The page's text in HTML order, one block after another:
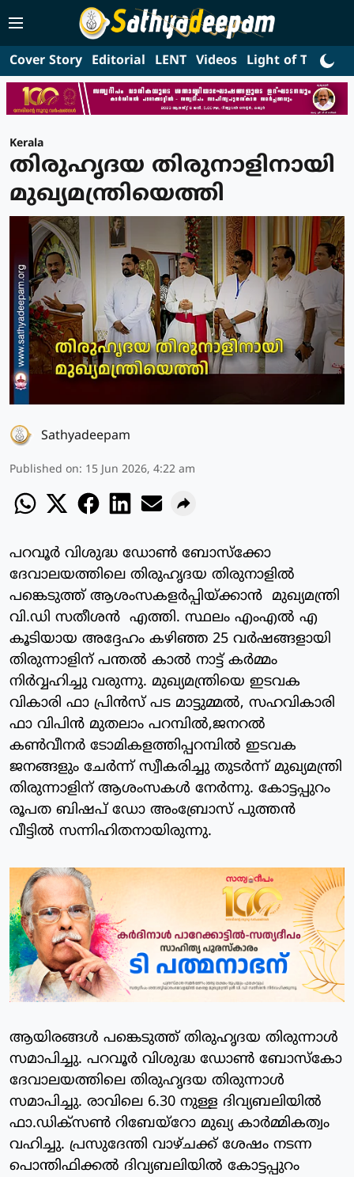
Cover Story Editorial LENT Videos Light of Truth
Kerala
തിരുഹൃദയ തിരുനാളിനായി
മുഖ്യമന്ത്രിയെത്തി
Sathyadeepam
Published on: 15 Jun 2026, 4:22 am
പറവൂർ വിശുദ്ധ ഡോൺ ബോസ്ക്കോ
ദേവാലയത്തിലെ തിരുഹൃദയ തിരുനാളിൽ
പങ്കെടുത്ത് ആശംസകളർപ്പിയ്ക്കാൻ മുഖ്യമന്ത്രി
വി.ഡി സതീശൻ എത്തി. സ്ഥലം എംഎൽ എ
കൂടിയായ അദ്ദേഹം കഴിഞ്ഞ 25 വർഷങ്ങളായി
തിരുന്നാളിന് പന്തൽ കാൽ നാട്ട് കർമ്മം
നിർവ്വഹിച്ചു വരുന്നു. മുഖ്യമന്ത്രിയെ ഇടവക
വികാരി ഫാ പ്രിൻസ് പട മാട്ടുമ്മൽ, സഹവികാരി
ഫാ വിപിൻ മുതലാം പറമ്പിൽ,ജനറൽ
കൺവീനർ ടോമികളത്തിപ്പറമ്പിൽ ഇടവക
ജനങ്ങളും ചേർന്ന് സ്വീകരിച്ചു തുടർന്ന് മുഖ്യമന്ത്രി
തിരുന്നാളിന് ആശംസകൾ നേർന്നു. കോട്ടപ്പുറം
രൂപത ബിഷപ് ഡോ അംബ്രോസ് പുത്തൻ
വീട്ടിൽ സന്നിഹിതനായിരുന്നു.
ആയിരങ്ങൾ പങ്കെടുത്ത് തിരുഹൃദയ തിരുന്നാൾ
സമാപിച്ചു. പറവൂർ വിശുദ്ധ ഡോൺ ബോസ്കോ
ദേവാലയത്തിലെ തിരുഹൃദയ തിരുന്നാൾ
സമാപിച്ചു. രാവിലെ 6.30 നുള്ള ദിവ്യബലിയിൽ
ഫാ.ഡിക്സൺ റിബേയ്‌റോ മുഖ്യ കാർമ്മികത്വം
വഹിച്ചു. പ്രസുദേന്തി വാഴ്ചക്ക് ശേഷം നടന്ന
പൊന്തിഫിക്കൽ ദിവ്യബലിയിൽ കോട്ടപ്പുറം